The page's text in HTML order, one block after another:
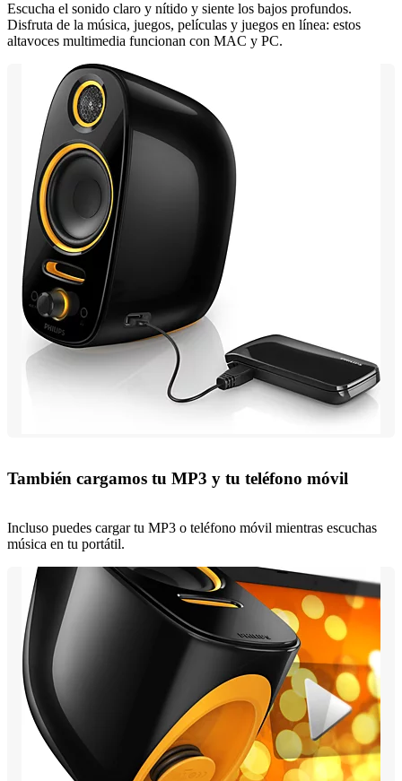
Escucha el sonido claro y nítido y siente los bajos profundos.
Disfruta de la música, juegos, películas y juegos en línea: estos
altavoces multimedia funcionan con MAC y PC.
También cargamos tu MP3 y tu teléfono móvil
Incluso puedes cargar tu MP3 o teléfono móvil mientras escuchas
música en tu portátil.